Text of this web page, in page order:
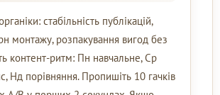
стабільність публікацій,
монтажу, розпакування вигод без
контент-ритм: Пн навчальне, Ср
Нд порівняння. Пропишіть 10 гачків